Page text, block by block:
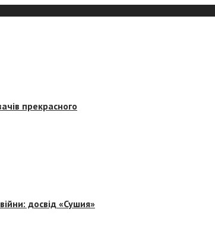
прекрасного
досвід «Сушия»